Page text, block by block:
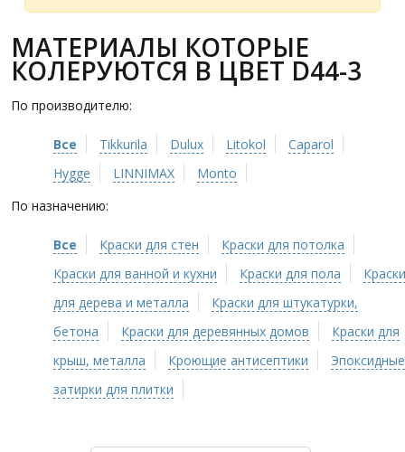
МАТЕРИАЛЫ КОТОРЫЕ
КОЛЕРУЮТСЯ В ЦВЕТ D44-3
По производителю:
Все Tikkurila Dulux Litokol
Caparol
Hygge
LINNIMAX
Monto
По назначению:
Все Краски для стен
Краски для потолка
Краски для ванной и кухни
Краски для пола
Краски
для дерева и металла
Краски для штукатурки,
бетона
Краски для деревянных домов
Краски для
крыш, металла
Кроющие антисептики
Эпоксидные
затирки для плитки